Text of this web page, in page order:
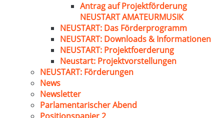
Antrag auf Projektförderung
NEUSTART AMATEURMUSIK
NEUSTART: Das Förderprogramm
NEUSTART: Downloads & Informationen
NEUSTART: Projektfoerderung
Neustart: Projektvorstellungen
NEUSTART: Förderungen
News
Newsletter
Parlamentarischer Abend